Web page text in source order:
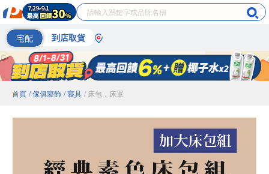
宅配 到店取貨
首頁 / 傢俱寢飾 / 寢具 / 床包．床罩